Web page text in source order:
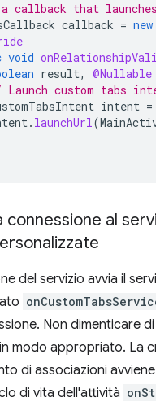
callback that
callback = new
void
result, @Nullable
custom tabs
intent =
. launchUrl(
connessione al
del servizio avvia il
Non dimenticare
modo appropriato. La
di associazioni
di vita dell'attività